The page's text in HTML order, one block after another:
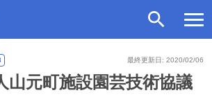
最終更新日: 2020/02/06
山元町施設園芸技術協議